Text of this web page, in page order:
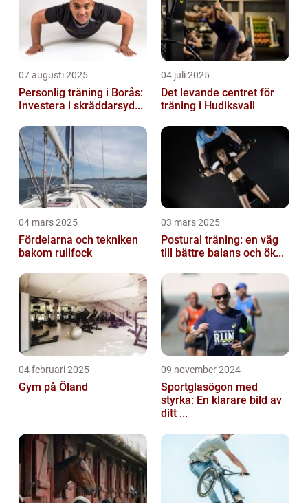
07 augusti 2025
Personlig träning i Borås:
Investera i skräddarsyd...
04 juli 2025
Det levande centret för
träning i Hudiksvall
04 mars 2025
Fördelarna och tekniken
bakom rullfock
03 mars 2025
Postural träning: en väg
till bättre balans och ök...
04 februari 2025
Gym på Öland
09 november 2024
Sportglasögon med
styrka: En klarare bild av
ditt ...